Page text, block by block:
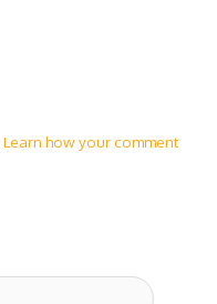
Learn how your comment